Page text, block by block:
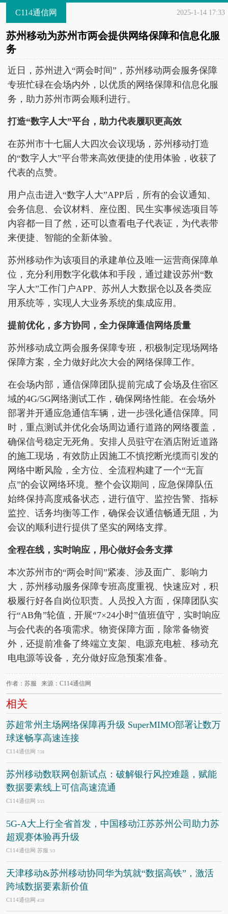
C114通信网 2025-1-14 17:33
苏州移动为苏州市两会提供网络保障和信息化服
务
近日，苏州进入“两会时间”，苏州移动两会服务保障
专班忙碌在会场内外，以优质的网络保障和信息化服
务，助力苏州市两会顺利进行。
打造“数字人大”平台，助力代表履职更高效
在苏州市十七届人大四次会议现场，苏州移动打造
的“数字人大”平台带来高效便捷的使用体验，收获了
代表的点赞。
用户点击进入“数字人大”APP后，所有的会议通知、
会务信息、会议材料、座位图、民生实事候选项目等
内容都一目了然，还可以查看电子代表证，为代表带
来便捷、智能的全新体验。
苏州移动作为该项目的承建单位及唯一运营商保障单
位，充分利用数字化载体和手段，通过建设苏州“数
字人大”工作门户APP、苏州人大数据仓以及各类应
用系统等，实现人大业务系统的集成应用。
提前优化，多方协同，全力保障通信网络质量
苏州移动成立两会服务保障专班，积极制定现场网络
保障方案，全力做好此次大会的网络保障工作。
在会场内部，通信保障团队提前完成了会场及住宿区
域的4G/5G网络测试工作，确保网络性能。在会场外
部署并开通应急通信车辆，进一步强化通信保障。同
时，重点测试并优化会场周边通行道路的网络覆盖，
确保信号稳定无死角。安排人员驻守在酒店附近道路
的施工现场，有效防止因施工不慎挖断光缆而引发的
网络中断风险，全方位、全流程构建了一个“无盲
点”的会议网络环境。整个会议期间，应急保障队伍
始终保持高度戒备状态，进行值守、监控告警、指标
监控、话务均衡等工作，确保会议通信畅通无阻，为
会议的顺利进行提供了坚实的网络支撑。
全程在线，实时响应，用心做好会务支撑
本次苏州市的“两会时间”紧凑、涉及面广、影响力
大，苏州移动服务保障专班高度重视、快速应对，积
极履行好各自岗位职责。人员投入方面，保障团队实
行“AB角”轮值，开展“7×24小时”值班值守，实时响应
与会代表的各项需求。物资保障方面，除常备物资
外，还提前准备了终端立支架、电源充电桩、移动充
电电源等设备，充分做好应急预案准备。
作者：苏服 来源：C114通信网
相关
苏超常州主场网络保障再升级 SuperMIMO部署让数万
球迷畅享高速连接
C114通信网 7/28
苏州移动数联网创新试点：破解银行风控难题，赋能
数据要素线上可信高速流通
C114通信网 5/15
5G-A大上行全省首发，中国移动江苏苏州公司助力苏
超观赛体验再升级
C114通信网 苏服 5/3
天津移动&苏州移动协同华为筑就“数据高铁”，激活
跨域数据要素新价值
C114通信网 4/28